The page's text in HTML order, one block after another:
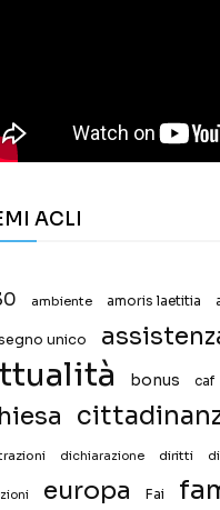
ACLI
ambiente amoris laetitia
unico
bonus caf
dichiarazione diritti
europa Fai